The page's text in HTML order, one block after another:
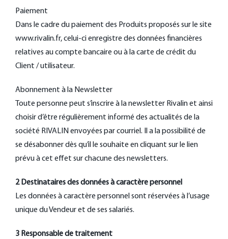
Paiement
Dans le cadre du paiement des Produits proposés sur le site
www.rivalin.fr, celui-ci enregistre des données financières
relatives au compte bancaire ou à la carte de crédit du
Client / utilisateur.
Abonnement à la Newsletter
Toute personne peut s’inscrire à la newsletter Rivalin et ainsi
choisir d’être régulièrement informé des actualités de la
société RIVALIN envoyées par courriel. Il a la possibilité de
se désabonner dès qu’il le souhaite en cliquant sur le lien
prévu à cet effet sur chacune des newsletters.
2 Destinataires des données à caractère personnel
Les données à caractère personnel sont réservées à l’usage
unique du Vendeur et de ses salariés.
3 Responsable de traitement